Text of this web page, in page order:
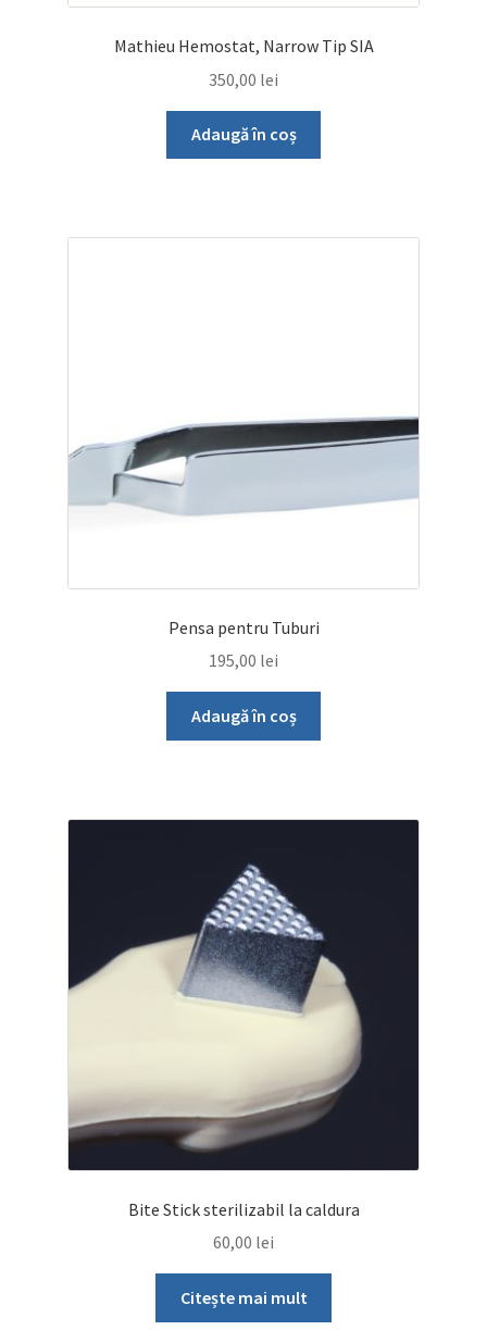
Mathieu Hemostat, Narrow Tip SIA
350,00 lei
Adaugă în coș
Pensa pentru Tuburi
195,00 lei
Adaugă în coș
Bite Stick sterilizabil la caldura
60,00 lei
Citește mai mult